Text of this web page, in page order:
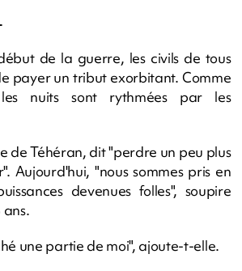
de la guerre, les civils de tous
payer un tribut exorbitant. Comme
nuits sont rythmées par les
de Téhéran, dit "perdre un peu plus
Aujourd'hui, "nous sommes pris en
devenues folles", soupire
une partie de moi", ajoute-t-elle.